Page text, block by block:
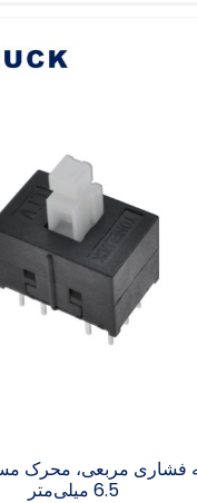
با قطر 6.5 میلی‌متر
6.5 میلی‌متر